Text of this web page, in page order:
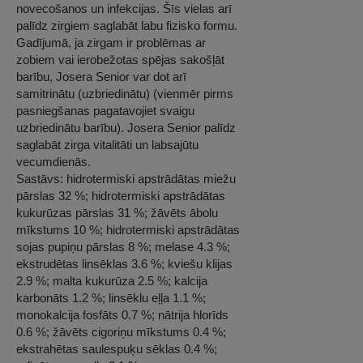
novecošanos un infekcijas. Šīs vielas arī
palīdz zirgiem saglabāt labu fizisko formu.
Gadījumā, ja zirgam ir problēmas ar
zobiem vai ierobežotas spējas sakošļāt
barību, Josera Senior var dot arī
samitrinātu (uzbriedinātu) (vienmēr pirms
pasniegšanas pagatavojiet svaigu
uzbriedinātu barību). Josera Senior palīdz
saglabāt zirga vitalitāti un labsajūtu
vecumdienās.
Sastāvs: hidrotermiski apstrādātas miežu
pārslas 32 %; hidrotermiski apstrādātas
kukurūzas pārslas 31 %; žāvēts ābolu
mīkstums 10 %; hidrotermiski apstrādātas
sojas pupiņu pārslas 8 %; melase 4.3 %;
ekstrudētas linsēklas 3.6 %; kviešu klijas
2.9 %; malta kukurūza 2.5 %; kalcija
karbonāts 1.2 %; linsēklu eļļa 1.1 %;
monokalcija fosfāts 0.7 %; nātrija hlorīds
0.6 %; žāvēts cigoriņu mīkstums 0.4 %;
ekstrahētas saulespuķu sēklas 0.4 %;